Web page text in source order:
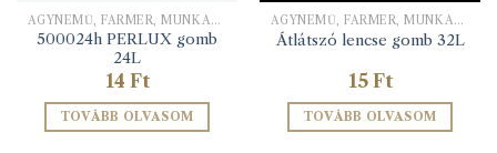
ÁGYNEMŰ, FARMER, MUNKARUHA
500024h PERLUX gomb
24L
14 Ft
TOVÁBB OLVASOM
ÁGYNEMŰ, FARMER, MUNKARUHA
Átlátszó lencse gomb 32L
15 Ft
TOVÁBB OLVASOM